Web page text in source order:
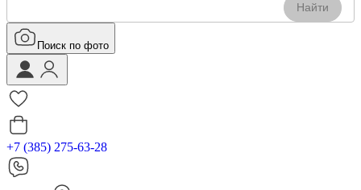
Найти
Поиск по фото
+7 (385) 275-63-28